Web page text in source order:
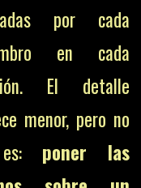
por cada
en cada
El detalle
menor, pero no
poner las